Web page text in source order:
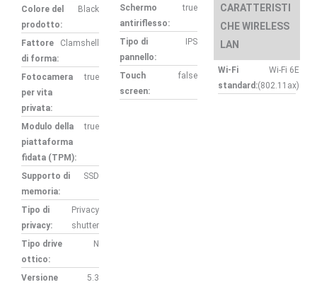
Colore del
prodotto:
Black
Fattore
di forma:
Clamshell
Fotocamera
per vita
privata:
true
Modulo della
piattaforma
fidata (TPM):
true
Supporto di
memoria:
SSD
Tipo di
privacy:
Privacy
shutter
Tipo drive
ottico:
N
Versione
5.3
Schermo
antiriflesso:
true
Tipo di
pannello:
IPS
Touch
screen:
false
CARATTERISTI
CHE WIRELESS
LAN
Wi-Fi
standard:
Wi-Fi 6E
(802.11ax)